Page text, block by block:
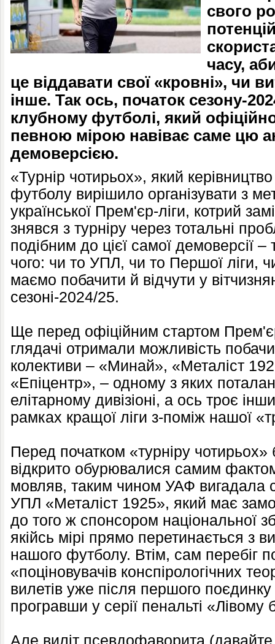
свого
часу,
це віддавати свої «кровні», чи
інше. Так ось, початок сезону-
клубному футболі, який
певною мірою навіває саме цю
демоверсією.
«Турнір чотирьох», який керівництво
футболу вирішило організувати з
української Прем'єр-ліги, котрий
знявся з турніру через тотальні
подібним до цієї самої демоверсії –
чого: чи то УПЛ, чи то Першої ліги,
маємо побачити й відчути у
сезоні-2024/25.
Ще перед офіційним стартом
глядачі отримали можливість
колективи – «Минай», «Металіст
«Епіцентр», – одному з яких
елітарному дивізіоні, а ось троє
рамках кращої ліги з-поміж нашої
Перед початком «турніру чотирьох»
відкрито обурювалися самим
мовляв, таким чином УАФ вигадала
УПЛ «Металіст 1925», який має
до того ж спонсором національної
якійсь мірі прямо перетинається з
нашого футболу. Втім, сам перебіг
«поціновувачів конспірологічних
вилетів уже після першого поєдинку
програвши у серії пенальті «Лівому
Але виліт псевдофаворита